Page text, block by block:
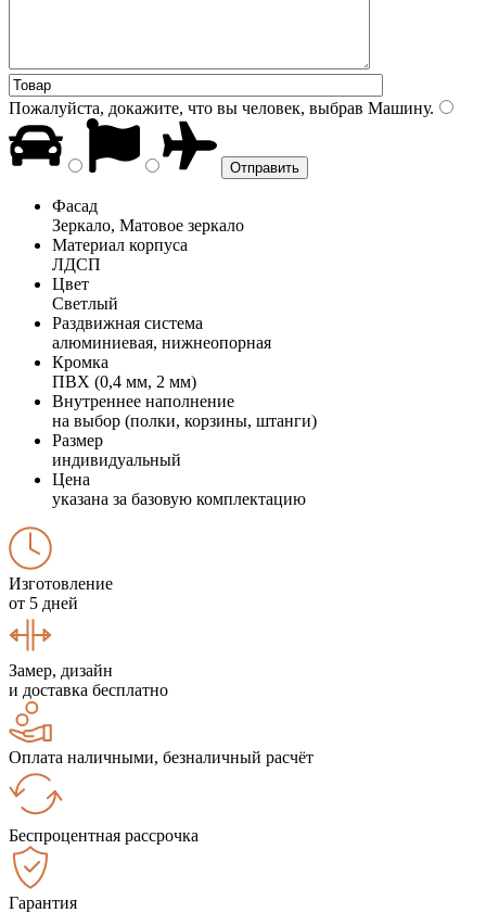
Пожалуйста, докажите, что вы человек, выбрав Машину.
Фасад
Зеркало, Матовое зеркало
Материал корпуса
ЛДСП
Цвет
Светлый
Раздвижная система
алюминиевая, нижнеопорная
Кромка
ПВХ (0,4 мм, 2 мм)
Внутреннее наполнение
на выбор (полки, корзины, штанги)
Размер
индивидуальный
Цена
указана за базовую комплектацию
Изготовление
от 5 дней
Замер, дизайн
и доставка бесплатно
Оплата наличными, безналичный расчёт
Беспроцентная рассрочка
Гарантия